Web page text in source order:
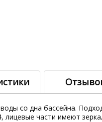
со дна бассейна.
части имеют